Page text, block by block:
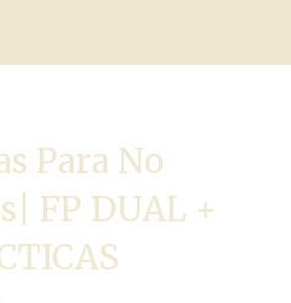
Para No
FP DUAL +